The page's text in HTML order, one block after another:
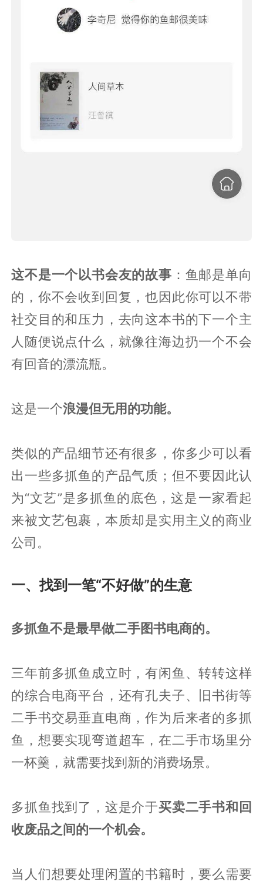
这不是一个以书会友的故事 ：鱼邮是单向
的，你不会收到回复，也因此你可以不带
社交目的和压力，去向这本书的下一个主
人随便说点什么，就像往海边扔一个不会
有回音的漂流瓶。
这是一个浪漫但无用的功能。
类似的产品细节还有很多，你多少可以看
出一些多抓鱼的产品气质；但不要因此认
为“文艺”是多抓鱼的底色，这是一家看起
来被文艺包裹，本质却是实用主义的商业
公司。
一、找到一笔“不好做”的生意
多抓鱼不是最早做二手图书电商的。
三年前多抓鱼成立时，有闲鱼、转转这样
的综合电商平台，还有孔夫子、旧书街等
二手书交易垂直电商，作为后来者的多抓
鱼，想要实现弯道超车，在二手市场里分
一杯羹，就需要找到新的消费场景。
多抓鱼找到了，这是介于买卖二手书和回
收废品之间的一个机会。
当人们想要处理闲置的书籍时，要么需要